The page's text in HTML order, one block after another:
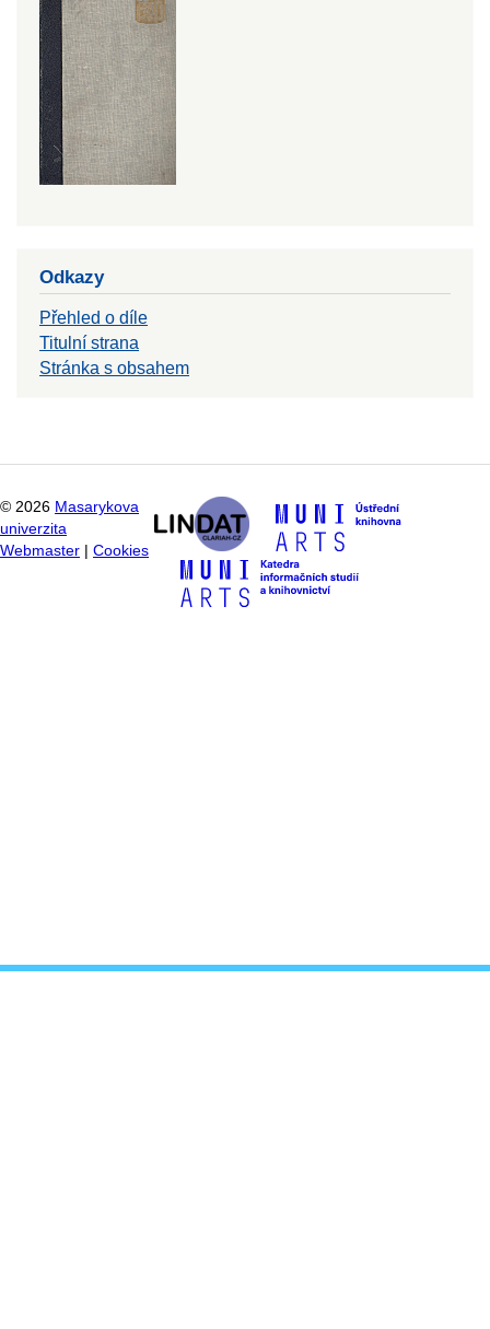
Odkazy
Přehled o díle
Titulní strana
Stránka s obsahem
© 2026 Masarykova
univerzita
Webmaster
Cookies